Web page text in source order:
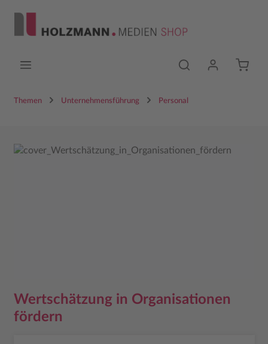
Themen Unternehmensführung Personal
Bildergalerie überspringen
Wertschätzung in Organisationen
fördern